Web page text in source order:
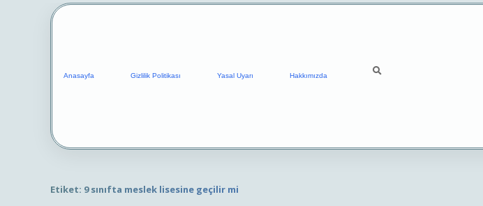
Anasayfa Gizlilik Politikası Yasal Uyarı Hakkımızda
Etiket: 9 sınıfta meslek lisesine geçilir mi